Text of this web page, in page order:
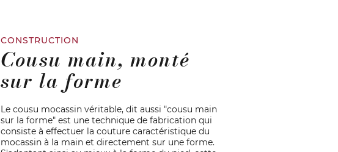
CONSTRUCTION
Cousu main, monté
sur la forme
Le cousu mocassin véritable, dit aussi "cousu main
sur la forme" est une technique de fabrication qui
consiste à effectuer la couture caractéristique du
mocassin à la main et directement sur une forme.